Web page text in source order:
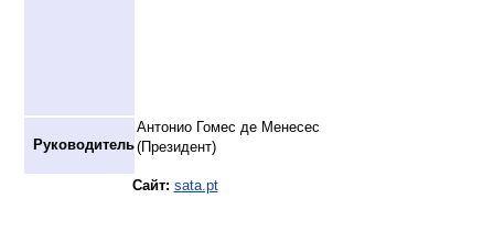
Руководитель
Антонио Гомес де Менесес
(Президент)
Сайт: sata.pt